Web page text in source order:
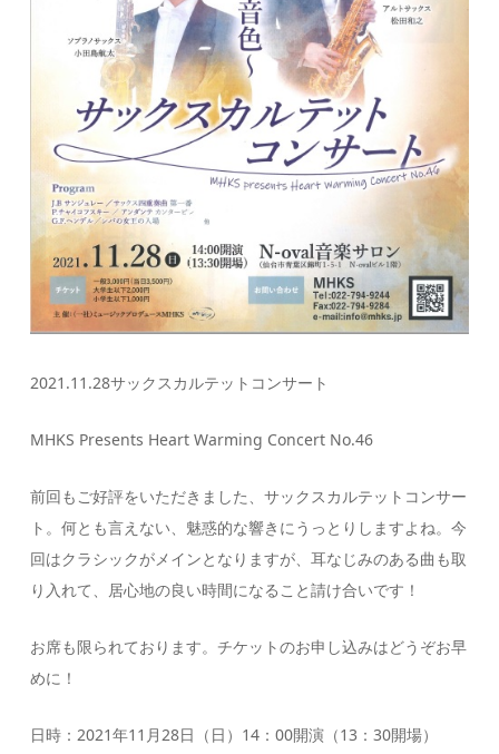
2021.11.28サックスカルテットコンサート
MHKS Presents Heart Warming Concert No.46
前回もご好評をいただきました、サックスカルテットコンサー
ト。何とも言えない、魅惑的な響きにうっとりしますよね。今
回はクラシックがメインとなりますが、耳なじみのある曲も取
り入れて、居心地の良い時間になること請け合いです！
お席も限られております。チケットのお申し込みはどうぞお早
めに！
日時：2021年11月28日（日）14：00開演（13：30開場）